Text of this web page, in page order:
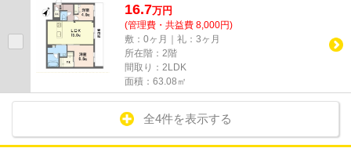
16.7万円
(管理費・共益費 8,000円)
敷：0ヶ月｜礼：3ヶ月
所在階：2階
間取り：2LDK
面積：63.08㎡
全4件を表示する